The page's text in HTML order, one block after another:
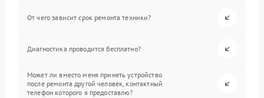
От чего зависит срок ремонта техники?
Диагностика проводится бесплатно?
Может ли вместо меня принять устройство
после ремонта другой человек, контактный
телефон которого я предоставлю?